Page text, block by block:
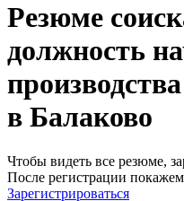
Резюме
должность
в Балаково
Чтобы видеть все резюме,
После регистрации
Зарегистрироваться